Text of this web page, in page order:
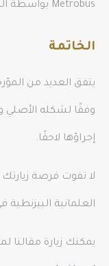
Metrobus بواسطة المتروباص.
الخاتمة
يتفق العديد من
وفقًا لشكله الأصلي
إجراؤها لاحقًا.
لا تفوت فرصة زيارتك
العلمانية
يمكنك زيارة مقالنا